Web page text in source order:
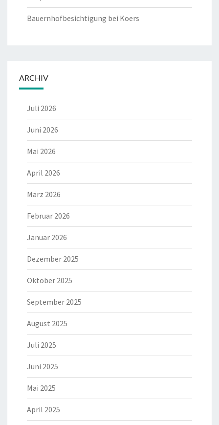
Bauernhofbesichtigung bei Koers
ARCHIV
Juli 2026
Juni 2026
Mai 2026
April 2026
März 2026
Februar 2026
Januar 2026
Dezember 2025
Oktober 2025
September 2025
August 2025
Juli 2025
Juni 2025
Mai 2025
April 2025